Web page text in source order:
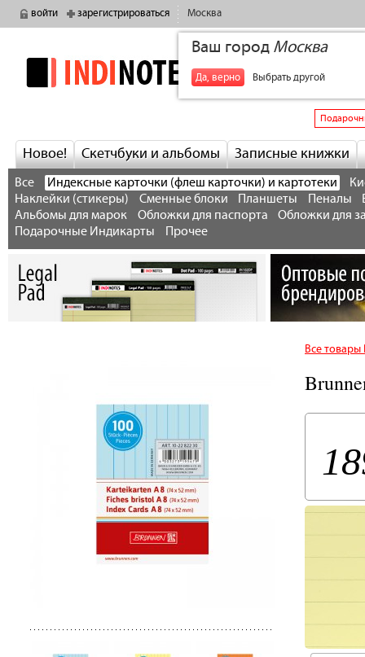
войти зарегистрироваться Москва
Ваш город Москва
Да, верно Выбрать другой
indinotes
Новое! Скетчбуки и альбомы Записные книжки
Все Индексные карточки (флеш карточки) и картотеки
Наклейки (стикеры)
Сменные блоки Планшеты Пеналы
Альбомы для марок
Обложки для паспорта
Обложки для
Подарочные Индикарты
Прочее
Все